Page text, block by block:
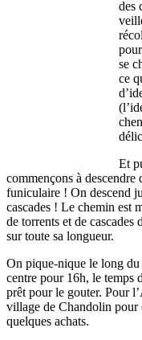
des
se
ce
Et
commençons à descendre
funiculaire ! On descend
cascades ! Le chemin est
de torrents et de cascades
sur toute sa longueur.
On pique-nique le long du
centre pour 16h, le temps
prêt pour le gouter. Pour
village de Chandolin pour
quelques achats.